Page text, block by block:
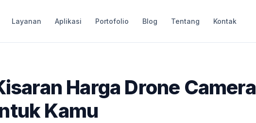
Layanan Aplikasi Portofolio Blog Tentang Kontak
Harga Drone Camera
Kamu